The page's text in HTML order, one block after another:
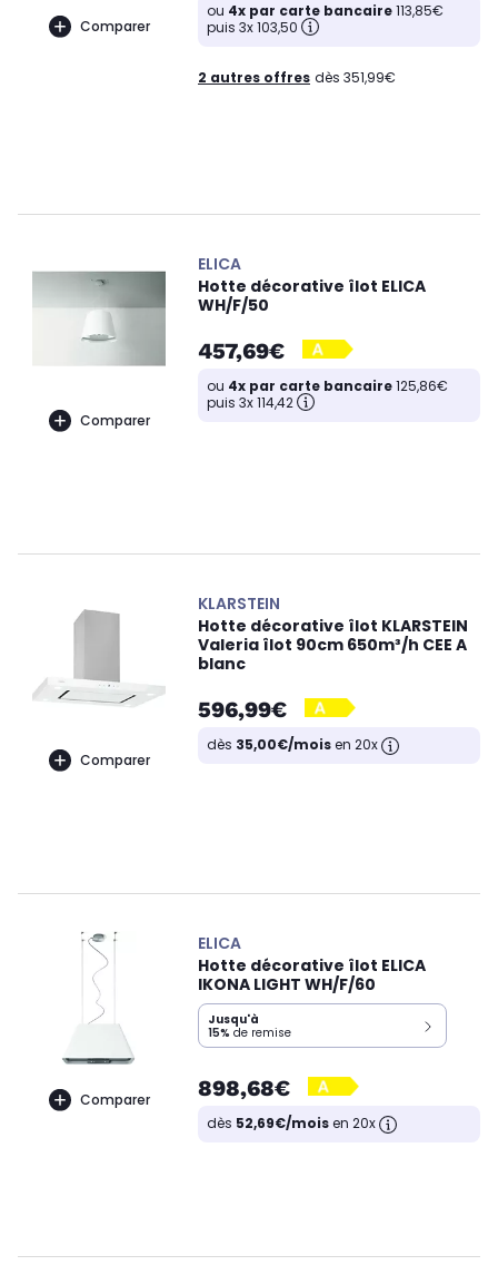
Comparer
ou 4x par carte bancaire113,85€
puis 3x 103,50
2 autres offres dès 351,99€
Comparer
ELICA
Hotte décorative îlot ELICA
WH/F/50
457,69€
ou 4x par carte bancaire125,86€
puis 3x 114,42
Comparer
KLARSTEIN
Hotte décorative îlot KLARSTEIN
Valeria îlot 90cm 650m³/h CEE A
blanc
596,99€
dès 35,00€/moisen 20x
Comparer
ELICA
Hotte décorative îlot ELICA
IKONA LIGHT WH/F/60
Jusqu'à
15% de remise
898,68€
dès 52,69€/moisen 20x